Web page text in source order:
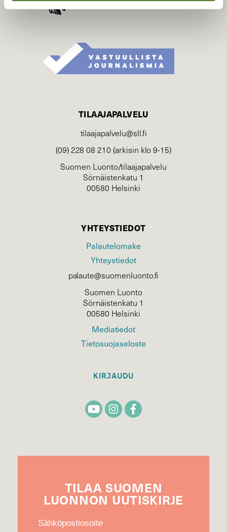
TILAAJAPALVELU
tilaajapalvelu@sll.fi
(09) 228 08 210 (arkisin klo 9-15)
Suomen Luonto/tilaajapalvelu
Sörnäistenkatu 1
00580 Helsinki
YHTEYSTIEDOT
Palautelomake
Yhteystiedot
palaute@suomenluonto.fi
Suomen Luonto
Sörnäistenkatu 1
00580 Helsinki
Mediatiedot
Tietosuojaseloste
KIRJAUDU
TILAA SUOMEN
LUONNON UUTIS­KIRJE
Sähköpostiosoite